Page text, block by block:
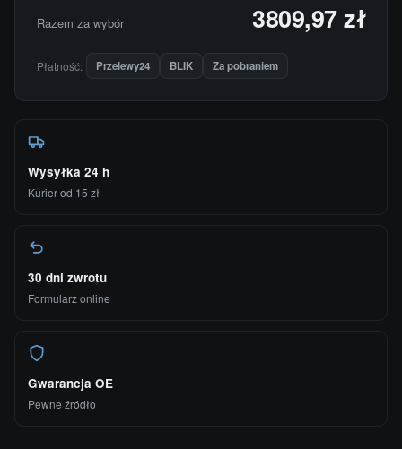
Razem za wybór 3809,97 zł
Płatność: Przelewy24 BLIK Za pobraniem
Wysyłka 24 h
Kurier od 15 zł
30 dni zwrotu
Formularz online
Gwarancja OE
Pewne źródło